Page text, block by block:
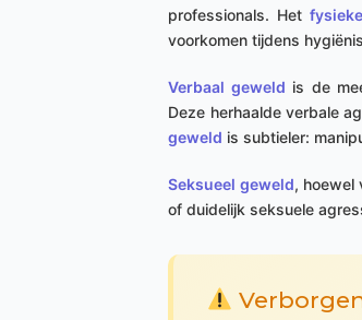
professionals. Het
voorkomen tijdens
Verbaal geweld is de
Deze herhaalde verbale
geweld is subtieler:
Seksueel geweld, hoewel
of duidelijk seksuele